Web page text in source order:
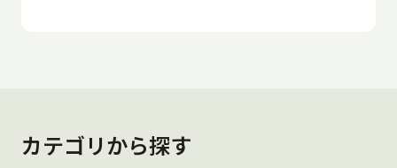
カテゴリから探す